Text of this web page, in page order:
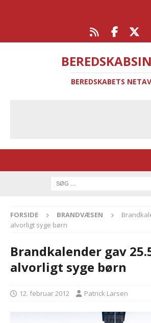
BEREDSKABETS
FORSIDE BRANDVÆSEN
alvorligt syge børn
Brandkalender gav
alvorligt syge børn
12. februar 2012 Patrick Larsen